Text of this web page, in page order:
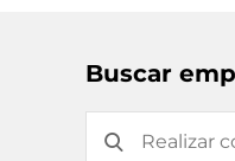
Buscar